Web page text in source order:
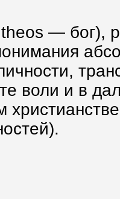
theos — бог),
воли и в